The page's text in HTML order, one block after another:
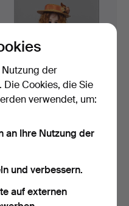
ANTIKE PORZELLANKOPF
1 Gebot
der
Cookies, die Sie
verwendet, um:
an Ihre Nutzung der
und verbessern.
auf externen